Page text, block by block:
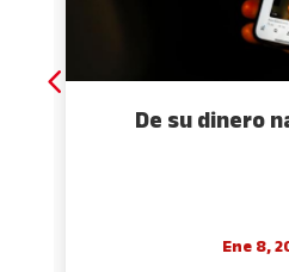
De su dinero
Ene 8,